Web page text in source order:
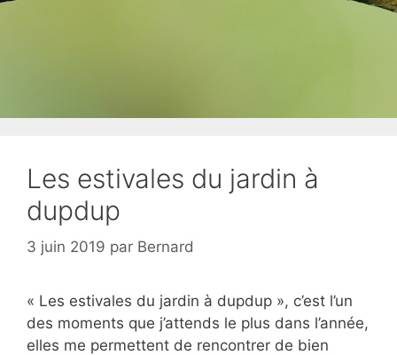
Les estivales du jardin à
dupdup
3 juin 2019 par Bernard
« Les estivales du jardin à dupdup », c’est l’un
des moments que j’attends le plus dans l’année,
elles me permettent de rencontrer de bien